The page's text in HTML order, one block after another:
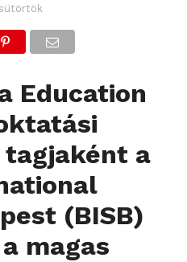
Education
a
(BISB)
magas